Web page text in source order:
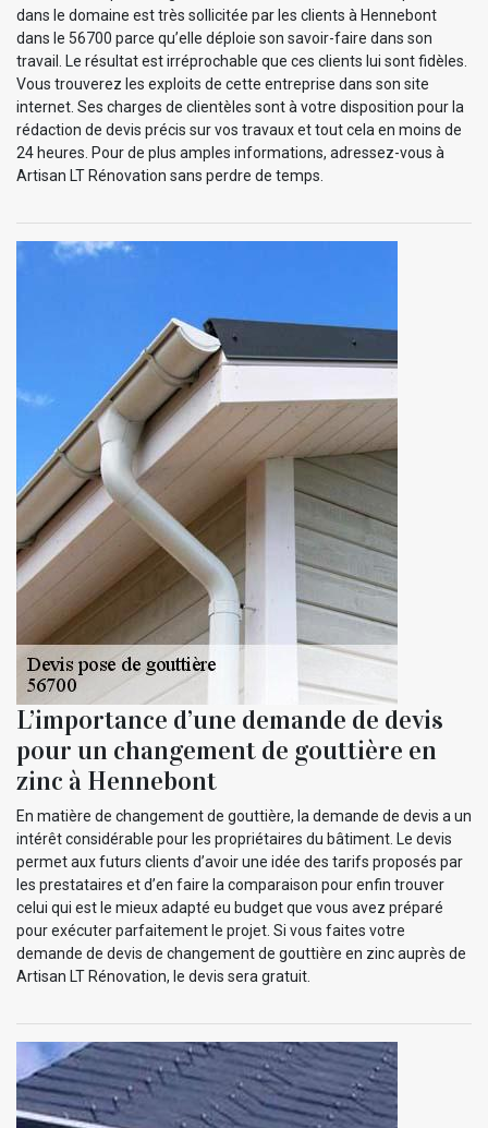
dans le domaine est très sollicitée par les clients à Hennebont
dans le 56700 parce qu’elle déploie son savoir-faire dans son
travail. Le résultat est irréprochable que ces clients lui sont fidèles.
Vous trouverez les exploits de cette entreprise dans son site
internet. Ses charges de clientèles sont à votre disposition pour la
rédaction de devis précis sur vos travaux et tout cela en moins de
24 heures. Pour de plus amples informations, adressez-vous à
Artisan LT Rénovation sans perdre de temps.
L’importance d’une demande de devis
pour un changement de gouttière en
zinc à Hennebont
En matière de changement de gouttière, la demande de devis a un
intérêt considérable pour les propriétaires du bâtiment. Le devis
permet aux futurs clients d’avoir une idée des tarifs proposés par
les prestataires et d’en faire la comparaison pour enfin trouver
celui qui est le mieux adapté eu budget que vous avez préparé
pour exécuter parfaitement le projet. Si vous faites votre
demande de devis de changement de gouttière en zinc auprès de
Artisan LT Rénovation, le devis sera gratuit.